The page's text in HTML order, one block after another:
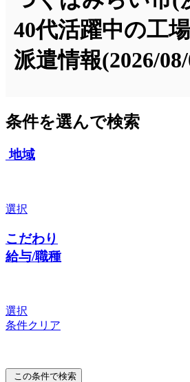
40代活躍中の工
派遣情報(2026/
条件を選んで検索
地域
選択
こだわり
給与/職種
選択
条件クリア
この条件で検索